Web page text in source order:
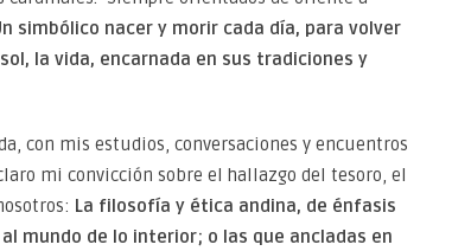
simbólico nacer y morir cada día, para volver
la vida, encarnada en sus tradiciones y
con mis estudios, conversaciones y encuentros
mi convicción sobre el hallazgo del tesoro, el
La filosofía y ética andina, de énfasis
mundo de lo interior; o las que ancladas en